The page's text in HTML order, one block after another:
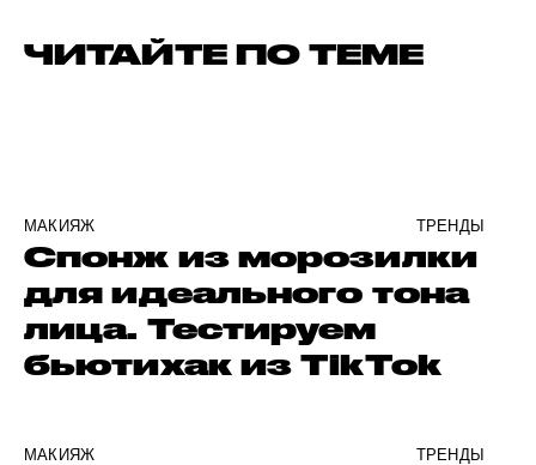
ЧИТАЙТЕ ПО ТЕМЕ
МАКИЯЖ ТРЕНДЫ
Спонж из морозилки
для идеального тона
лица. Тестируем
бьютихак из TikTok
МАКИЯЖ ТРЕНДЫ